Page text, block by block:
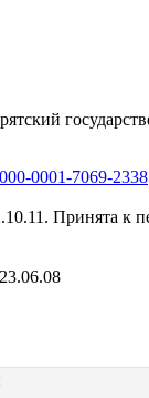
0001-7069-2338
Принята к